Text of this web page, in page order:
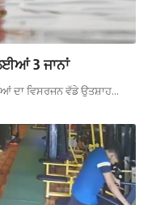
3 ਜਾਨਾਂ
ਦਾ ਵਿਸਰਜਨ ਵੱਡੇ ਉਤਸ਼ਾਹ…